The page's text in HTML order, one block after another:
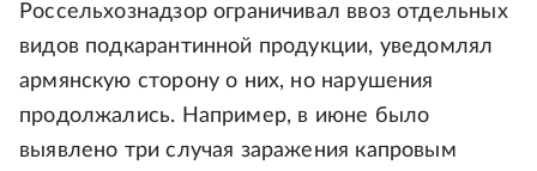
Россельхознадзор ограничивал ввоз отдельных
видов подкарантинной продукции, уведомлял
армянскую сторону о них, но нарушения
продолжались. Например, в июне было
выявлено три случая заражения капровым